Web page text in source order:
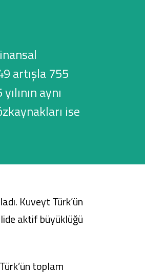
Sağlık Harcamalarınızda
Fırsatı!
ve Şahıs Firmalarına
artışla 755
aynı
ise
Kuveyt Türk’ün
aktif büyüklüğü
toplam